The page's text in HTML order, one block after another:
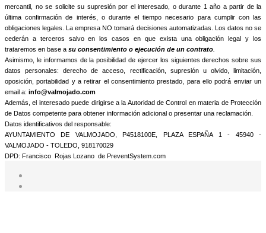
productos o servicios publicados en nuestra web
Los datos personales proporcionados se conservarán, mientras se mantenga la relación
mercantil, no se solicite su supresión por el interesado, o durante 1 año a partir de la
última confirmación de interés, o durante el tiempo necesario para cumplir con las
obligaciones legales. La empresa NO tomará decisiones automatizadas. Los datos no se
cederán a terceros salvo en los casos en que exista una obligación legal y los
trataremos en base asu consentimiento o ejecución de un contrato .
Asimismo, le informamos de la posibilidad de ejercer los siguientes derechos sobre sus
datos personales: derecho de acceso, rectificación, supresión u olvido, limitación,
oposición, portabilidad y a retirar el consentimiento prestado, para ello podrá enviar un
email a:info@valmojado.com
Además, el interesado puede dirigirse a la Autoridad de Control en materia de Protección
de Datos competente para obtener información adicional o presentar una reclamación.
Datos identificativos del responsable:
AYUNTAMIENTO DE VALMOJADO, P4518100E, PLAZA ESPAÑA 1 - 45940 -